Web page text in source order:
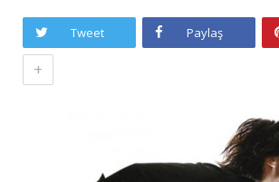
Tweet Paylaş
+